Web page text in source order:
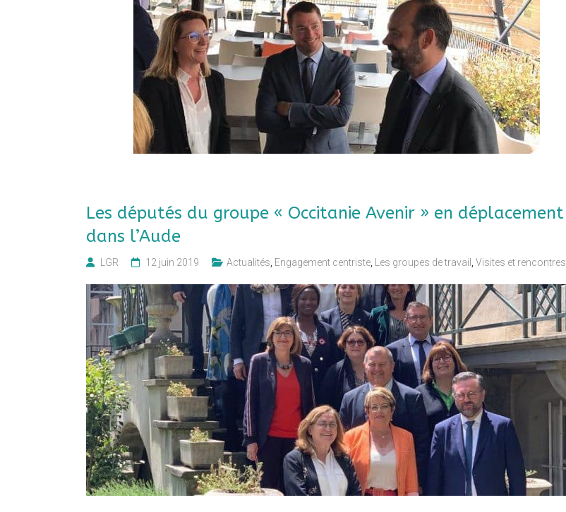
Les députés du groupe « Occitanie Avenir » en déplacement
dans l’Aude
LGR 12 juin 2019 Actualités Engagement centriste Les groupes de travail Visites et rencontres